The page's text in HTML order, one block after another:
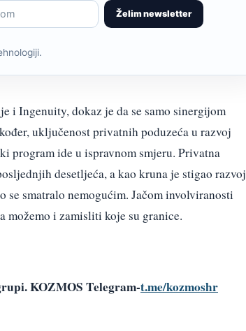
Želim newsletter
i Ingenuity, dokaz je da se samo sinergijom
uključenost privatnih poduzeća u razvoj
program ide u ispravnom smjeru. Privatna
desetljeća, a kao kruna je stigao razvoj
smatralo nemogućim. Jačom involviranosti
možemo i zamisliti koje su granice.
KOZMOS Telegram-t.me/kozmoshr